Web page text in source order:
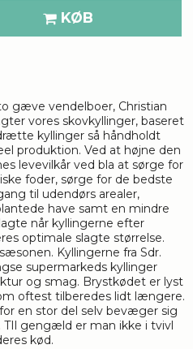
KØB
gæve vendelboer, Christian
vores skovkyllinger, baseret
kyllinger så håndholdt
produktion. Ved at højne den
levevilkår ved bla at sørge for
foder, sørge for de bedste
til udendørs arealer,
have samt en mindre
når kyllingerne efter
optimale slagte størrelse.
Kyllingerne fra Sdr.
supermarkeds kyllinger
og smag. Brystkødet er lyst
oftest tilberedes lidt længere.
en stor del selv bevæger sig
gengæld er man ikke i tvivl
kød.